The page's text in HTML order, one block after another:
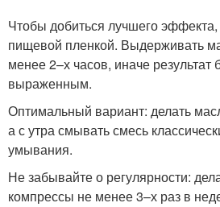
Чтобы добиться лучшего эффекта,
пищевой пленкой. Выдерживать
менее 2–х часов, иначе результат
выраженным.
Оптимальный вариант: делать
а с утра смывать смесь
умывания.
Не забывайте о регулярности:
компрессы не менее 3–х раз в